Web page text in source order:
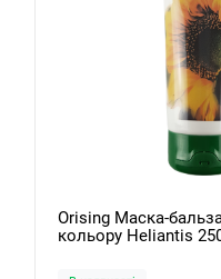
Orising Маска-
кольору Heliantis